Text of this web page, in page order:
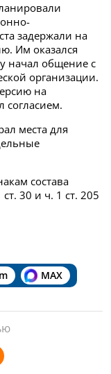
задержали на
Им оказался
начал общение с
организации.
на
согласием.
места для
состава
30 и ч. 1 ст. 205
MAX